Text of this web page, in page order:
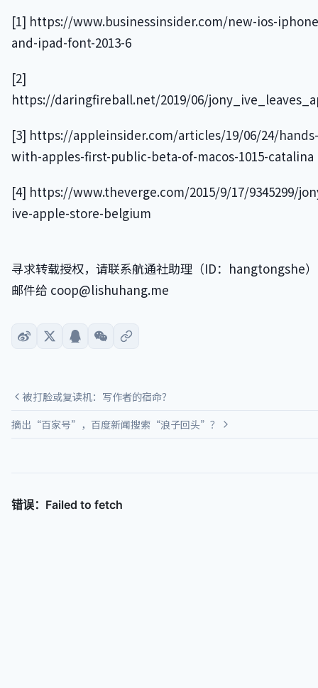
[1] https://www.businessinsider.com/new-ios-
and-ipad-font-2013-6
[2]
https://daringfireball.net/2019/06/
[3] https://appleinsider.com/articles/19/06/24/
with-apples-first-public-beta-of-macos-1015-catalina
[4] https://www.theverge.com/2015/9/17/9345299/
ive-apple-store-belgium
寻求转载授权，请联系航通社助理（ID：hangtongshe
邮件给 coop@lishuhang.me
被打脸或复读机：写作者的宿命？
摘出“百家号”，百度新闻搜索“浪子回头”？